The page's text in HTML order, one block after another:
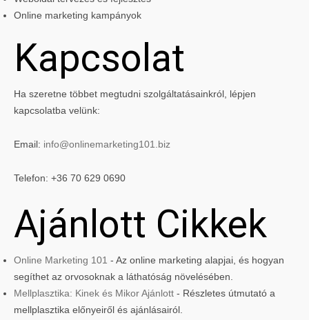
Online marketing kampányok
Kapcsolat
Ha szeretne többet megtudni szolgáltatásainkról, lépjen
kapcsolatba velünk:
Email: info@onlinemarketing101.biz
Telefon: +36 70 629 0690
Ajánlott Cikkek
Online Marketing 101 - Az online marketing alapjai, és hogyan
segíthet az orvosoknak a láthatóság növelésében.
Mellplasztika: Kinek és Mikor Ajánlott - Részletes útmutató a
mellplasztika előnyeiről és ajánlásairól.